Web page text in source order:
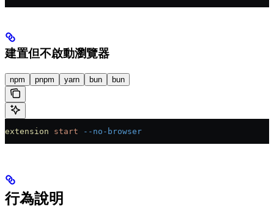
建置但不啟動瀏覽器
npm pnpm yarn bun bun
extension start --no-browser
行為說明